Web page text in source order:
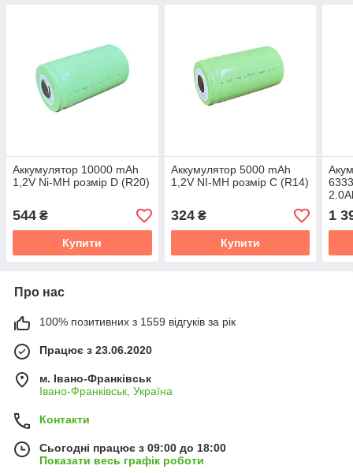
Аккумулятор 10000 mAh
1,2V Ni-MH розмір D (R20)
544 ₴
Купити
Аккумулятор 5000 mAh
1,2V NI-MH розмір C (R14)
324₴
Купити
1
Про нас
100% позитивних з 1559 відгуків за рік
Працює з 23.06.2020
м. Івано-Франківськ
Івано-Франківськ, Україна
Контакти
Сьогодні працює з 09:00 до 18:00
Показати весь графік роботи